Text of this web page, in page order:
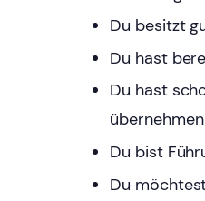
Du besitzt
Du hast
Du hast
übernehmen
Du bist
Du